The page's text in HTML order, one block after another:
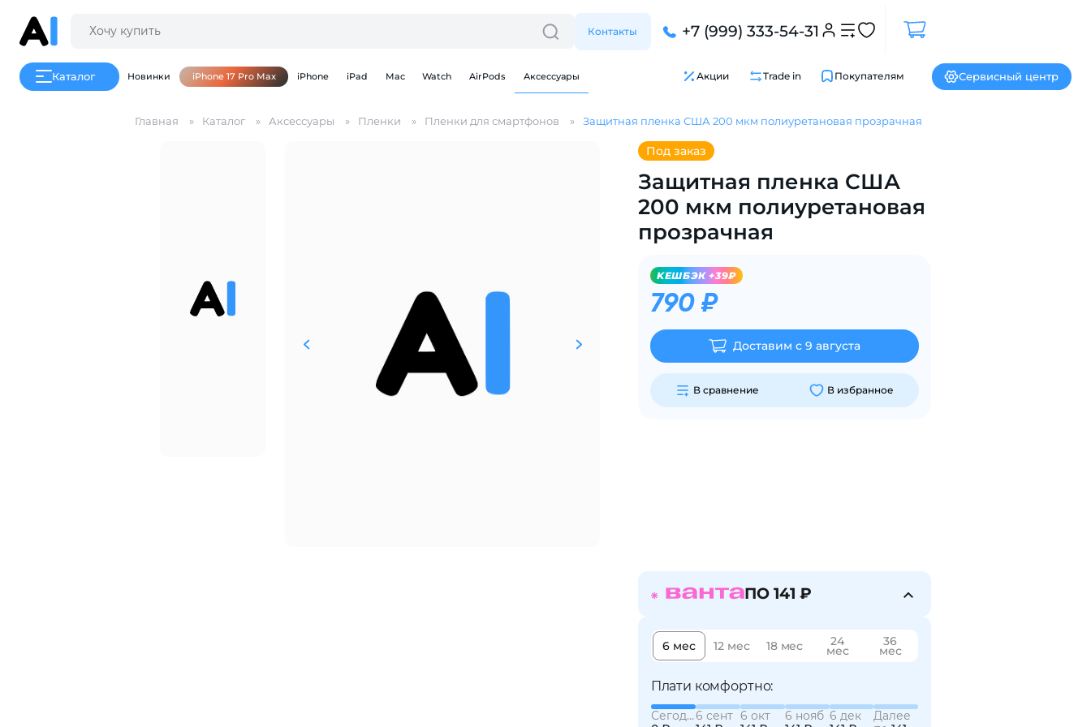
Контакты +7 (999) 333-54-31
Каталог Новинки iPhone 17 Pro Max iPhone iPad Mac Watch AirPods Аксессуары Акции Trade in Покупателям Сервисный центр
Главная Каталог Аксессуары Пленки Пленки для смартфонов Защитная пленка США 200 мкм полиуретановая прозрачная
Под заказ
Защитная пленка США
200 мкм полиуретановая
прозрачная
KЕШБЭК +39₽
790 ₽
Доставим с 9 августа
В сравнение В избранное
ПО 141 ₽
6 мес 12 мес 18 мес 24
мес
36
мес
Плати комфортно:
Сегодня6 сент 6 окт
6 нояб 6 дек
Далее
на части
без переплат
График платежей